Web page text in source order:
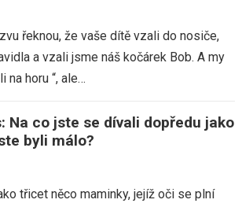
řeknou, že vaše dítě vzali do nosiče,
a vzali jsme náš kočárek Bob. A my
na horu “, ale…
Na co jste se dívali dopředu jako
byli málo?
třicet něco maminky, jejíž oči se plní